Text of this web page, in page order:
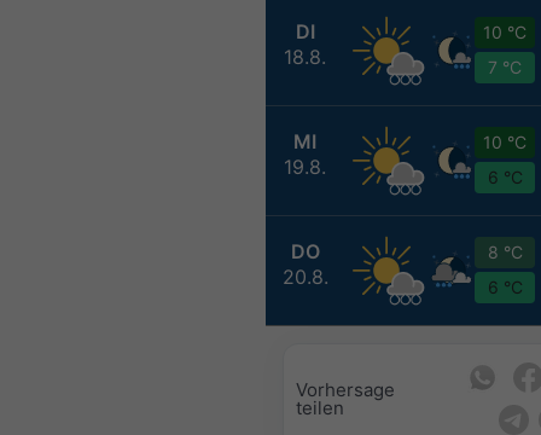
DI
18.8.
10 °C
7 °C
MI
19.8.
10 °C
6 °C
DO
20.8.
8 °C
6 °C
Vorhersage
teilen